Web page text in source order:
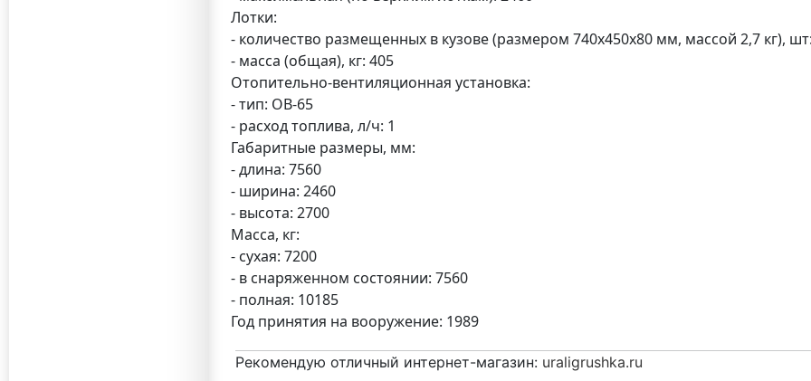
Лотки:
- количество размещенных в кузове (размером 740x450x80 мм, массой 2,7 кг),
- масса (общая), кг: 405
Отопительно-вентиляционная установка:
- тип: ОВ-65
- расход топлива, л/ч: 1
Габаритные размеры, мм:
- длина: 7560
- ширина: 2460
- высота: 2700
Масса, кг:
- сухая: 7200
- в снаряженном состоянии: 7560
- полная: 10185
Год принятия на вооружение: 1989
Рекомендую отличный интернет-магазин: uraligrushka.ru